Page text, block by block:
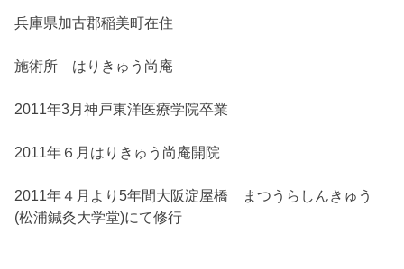
兵庫県加古郡稲美町在住
施術所 はりきゅう尚庵
2011年3月神戸東洋医療学院卒業
2011年６月はりきゅう尚庵開院
2011年４月より5年間大阪淀屋橋 まつうらしんきゅう
(松浦鍼灸大学堂)にて修行